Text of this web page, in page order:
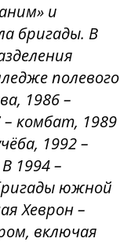
и
бригады. В
полевого
1986 –
комбат, 1989
1992 –
1994 –
южной
Хеврон –
включая